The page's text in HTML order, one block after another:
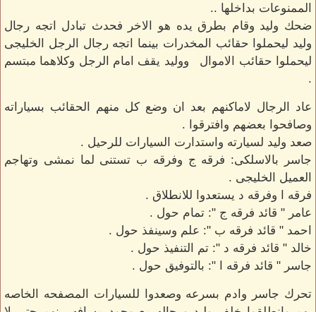
الممنوعات بداخلها ..
ضحك وليد وقام بطرق يده هو الاخر فحدث تبادل اتجه رجال
وليد ليحملوا حقائب المخدرات بينما اتجه رجال الرجل الخليجى
ليحملوا حقائب الاموال ووليد يقف امام الرجل وكلاهما مبتسم
.
عاد الرجال لاماكنهم بعد ان وضع كل منهم الحقائب بسياراته
وصافحوا بعضهم وافترقوا .
صعد وليد لسيارته واستدارت السيارات للرحيل .
جاسر بالاسلكى: فرقه ج وفرقه ب تستنى لما نمشى وتهاجم
العميل الخليجى .
فرقه ا وفرقه د يستعدوا للانطلاق .
عامر " قائد فرقه ج ": تمام حول .
احمد " قائد فرقه ب ": علم وسينفذ حول .
خالد " قائد فرقه د ": تم التنفيذ حول .
جاسر " قائد فرقه ا ": بالتوفيق حول .
تحرك جاسر وادم بسرعه وصعدوا للسيارات المصفحه الخاصه